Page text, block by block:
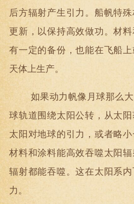
后方辐射产生引力。船帆特
更新，以保持高效做功。材料
有一定的备份，也能在飞船
天体上生产。
如果动力帆像月球那么
球轨道围绕太阳公转，从太
太阳对地球的引力，或者略
材料和涂料能高效吞噬太阳
辐射都能吞噬。这在太阳系
力。